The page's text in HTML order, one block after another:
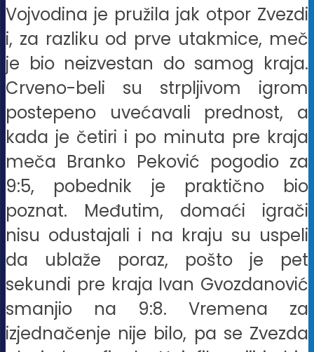
Vojvodina je pružila jak otpor Zvezdi
i, za razliku od prve utakmice, meč
je bio neizvestan do samog kraja.
Crveno-beli su strpljivom igrom
postepeno uvećavali prednost, a
kada je četiri i po minuta pre kraja
meča Branko Peković pogodio za
9:5, pobednik je praktično bio
poznat. Međutim, domaći igrači
nisu odustajali i na kraju su uspeli
da ublaže poraz, pošto je pet
sekundi pre kraja Ivan Gvozdanović
smanjio na 9:8. Vremena za
izjednačenje nije bilo, pa se Zvezda